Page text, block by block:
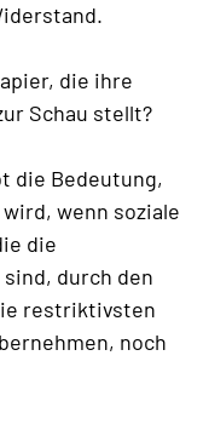
die ihre
Schau stellt?
die Bedeutung,
wenn soziale
die
durch den
restriktivsten
noch